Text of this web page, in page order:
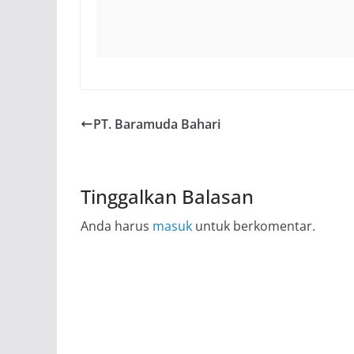
PT. Baramuda Bahari
Tinggalkan Balasan
Anda harus masuk untuk berkomentar.